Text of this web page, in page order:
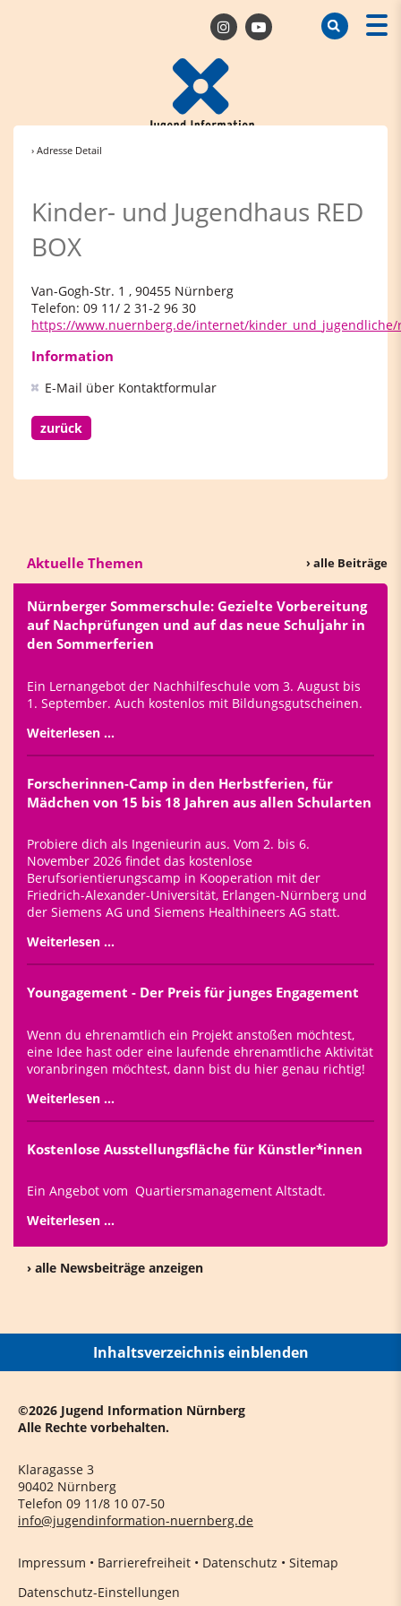
› Adresse Detail
Kinder- und Jugendhaus RED
BOX
Van-Gogh-Str. 1 , 90455 Nürnberg
Telefon: 09 11/ 2 31-2 96 30
https://www.nuernberg.de/internet/
Information
E-Mail über Kontaktformular
zurück
Aktuelle Themen › alle Beiträge
Nürnberger Sommerschule: Gezielte Vorbereitung
auf Nachprüfungen und auf das neue Schuljahr in
den Sommerferien
Ein Lernangebot der Nachhilfeschule vom 3. August bis
1. September. Auch kostenlos mit Bildungsgutscheinen.
Weiterlesen …
Forscherinnen-Camp in den Herbstferien, für
Mädchen von 15 bis 18 Jahren aus allen Schularten
Probiere dich als Ingenieurin aus. Vom 2. bis 6.
November 2026 findet das kostenlose
Berufsorientierungscamp in Kooperation mit der
Friedrich-Alexander-Universität, Erlangen-Nürnberg und
der Siemens AG und Siemens Healthineers AG statt.
Weiterlesen …
Youngagement - Der Preis für junges Engagement
Wenn du ehrenamtlich ein Projekt anstoßen möchtest,
eine Idee hast oder eine laufende ehrenamtliche Aktivität
voranbringen möchtest, dann bist du hier genau richtig!
Weiterlesen …
Kostenlose Ausstellungsfläche für Künstler*innen
Ein Angebot vom Quartiersmanagement Altstadt.
Weiterlesen …
› alle Newsbeiträge anzeigen
Inhaltsverzeichnis einblenden
©2026 Jugend Information Nürnberg
Alle Rechte vorbehalten.
Klaragasse 3
90402 Nürnberg
Telefon 09 11/8 10 07-50
info@jugendinformation-nuernberg.de
Impressum • Barrierefreiheit • Datenschutz • Sitemap
Datenschutz-Einstellungen